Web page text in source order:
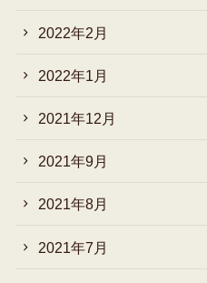
2022年2月
2022年1月
2021年12月
2021年9月
2021年8月
2021年7月